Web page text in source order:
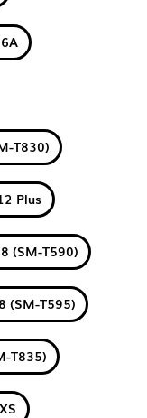
T830)
Plus
(SM-T590)
(SM-T595)
T835)